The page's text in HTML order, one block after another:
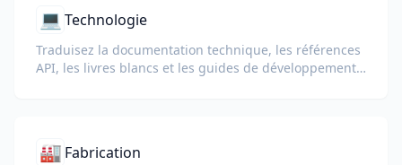
💻 Technologie
Traduisez la documentation technique, les références
API, les livres blancs et les guides de développement
🏭 Fabrication